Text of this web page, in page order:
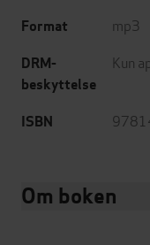
Format mp3
DRM-
beskyttelse
Kun
ISBN
Om boken